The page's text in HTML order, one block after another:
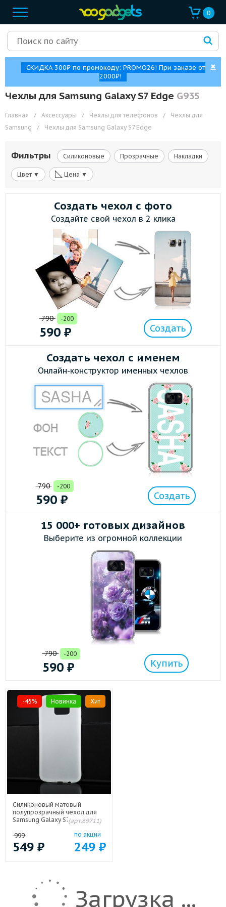
0
СКИДКА 300₽ по промокоду: PROMO26! При заказе от
2000₽!
✖
Чехлы для Samsung Galaxy S7 Edge G935
Главная / Аксессуары / Чехлы для телефонов /
Чехлы для
Samsung
/ Чехлы для Samsung Galaxy S7 Edge
Фильтры Силиконовые Прозрачные Накладки
Цвет ▼ ◺ Цена ▼
Создать чехол с фото
Создайте свой чехол в 2 клика
790 -200
590 ₽ Создать
Создать чехол с именем
Онлайн-конструктор именных чехлов
790 -200
590 ₽ Создать
15 000+ готовых дизайнов
Выберите из огромной коллекции
790 -200
590 ₽ Купить
-45% Новинка Хит
Силиконовый матовый
полупрозрачный чехол для
Samsung Galaxy S7 Edge(арт:69711)
999
549 ₽
по акции
249 ₽
Загрузка ...